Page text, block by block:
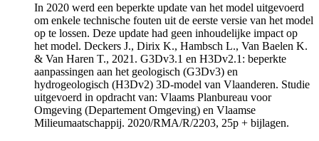
In 2020 werd een beperkte update van het model uitgevoerd
om enkele technische fouten uit de eerste versie van het model
op te lossen. Deze update had geen inhoudelijke impact op
het model. Deckers J., Dirix K., Hambsch L., Van Baelen K.
& Van Haren T., 2021. G3Dv3.1 en H3Dv2.1: beperkte
aanpassingen aan het geologisch (G3Dv3) en
hydrogeologisch (H3Dv2) 3D-model van Vlaanderen. Studie
uitgevoerd in opdracht van: Vlaams Planbureau voor
Omgeving (Departement Omgeving) en Vlaamse
Milieumaatschappij. 2020/RMA/R/2203, 25p + bijlagen.